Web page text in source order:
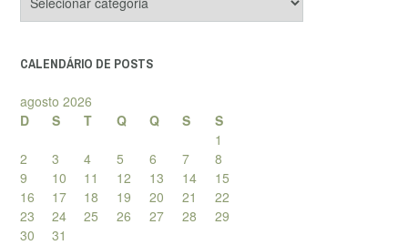
de
CALENDÁRIO DE POSTS
agosto 2026
D
S T Q Q S
S
1
2
3 4 5 6 7
8
9
10 11 12 13 14
15
16
17 18 19 20 21
22
23
24 25 26 27 28
29
30
31